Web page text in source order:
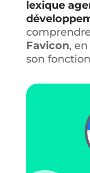
lexique
Favicon,
son